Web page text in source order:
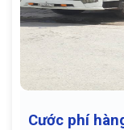
Cước phí